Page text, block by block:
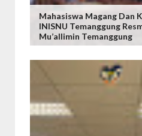
Mahasiswa Magang Dan
INISNU Temanggung
Mu’allimin Temanggung